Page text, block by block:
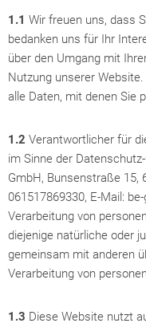
1.1 Wir freuen uns, dass
bedanken uns für Ihr
über den Umgang mit
Nutzung unserer
alle Daten, mit denen Sie
1.2 Verantwortlicher für
im Sinne der
GmbH, Bunsenstraße 15,
061517869330, E-Mail:
Verarbeitung von
diejenige natürliche oder
gemeinsam mit anderen
Verarbeitung von
1.3 Diese Website nutzt